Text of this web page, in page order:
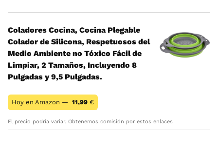
Coladores Cocina, Cocina Plegable
Colador de Silicona, Respetuosos del
Medio Ambiente no Tóxico Fácil de
Limpiar, 2 Tamaños, Incluyendo 8
Pulgadas y 9,5 Pulgadas.
Hoy en Amazon — 11,99 €
El precio podría variar. Obtenemos comisión por estos enlaces